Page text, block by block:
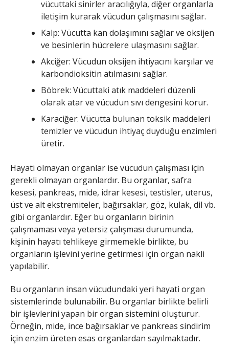
vücuttaki sinirler aracılığıyla, diğer organlarla
iletişim kurarak vücudun çalışmasını sağlar.
Kalp: Vücutta kan dolaşımını sağlar ve oksijen
ve besinlerin hücrelere ulaşmasını sağlar.
Akciğer: Vücudun oksijen ihtiyacını karşılar ve
karbondioksitin atılmasını sağlar.
Böbrek: Vücuttaki atık maddeleri düzenli
olarak atar ve vücudun sıvı dengesini korur.
Karaciğer: Vücutta bulunan toksik maddeleri
temizler ve vücudun ihtiyaç duyduğu enzimleri
üretir.
Hayati olmayan organlar ise vücudun çalışması için
gerekli olmayan organlardır. Bu organlar, safra
kesesi, pankreas, mide, idrar kesesi, testisler, uterus,
üst ve alt ekstremiteler, bağırsaklar, göz, kulak, dil vb.
gibi organlardır. Eğer bu organların birinin
çalışmaması veya yetersiz çalışması durumunda,
kişinin hayatı tehlikeye girmemekle birlikte, bu
organların işlevini yerine getirmesi için organ nakli
yapılabilir.
Bu organların insan vücudundaki yeri hayati organ
sistemlerinde bulunabilir. Bu organlar birlikte belirli
bir işlevlerini yapan bir organ sistemini oluşturur.
Örneğin, mide, ince bağırsaklar ve pankreas sindirim
için enzim üreten esas organlardan sayılmaktadır.